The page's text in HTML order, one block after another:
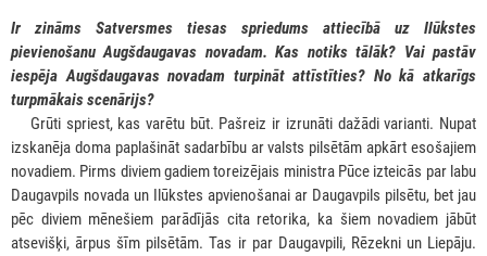
Ir zināms Satversmes tiesas spriedums attiecībā uz Ilūkstes
pievienošanu Augšdaugavas novadam. Kas notiks tālāk? Vai pastāv
iespēja Augšdaugavas novadam turpināt attīstīties? No kā atkarīgs
turpmākais scenārijs?
Grūti spriest, kas varētu būt. Pašreiz ir izrunāti dažādi varianti. Nupat
izskanēja doma paplašināt sadarbību ar valsts pilsētām apkārt esošajiem
novadiem. Pirms diviem gadiem toreizējais ministra Pūce izteicās par labu
Daugavpils novada un Ilūkstes apvienošanai ar Daugavpils pilsētu, bet jau
pēc diviem mēnešiem parādījās cita retorika, ka šiem novadiem jābūt
atsevišķi, ārpus šīm pilsētām. Tas ir par Daugavpili, Rēzekni un Liepāju.